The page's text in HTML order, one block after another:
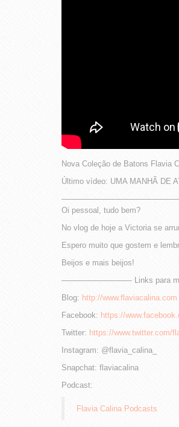
Nova Coleção de Batons Flavia
Último vídeo: UMA MANHÃ DE
Oi pessoal, tudo bem?
No vlog de hoje a Victoria se
Espero muito que gostem e
Beijos e mais beijos!
————————— Links para
Blog: http://www.flaviacalina.com
Facebook: https://
Twitter: https://www.twitter.com/
Instagram: @flavia_calina_
Snapchat: flaviacalina
Podcast:
Flavia Calina Podcasts